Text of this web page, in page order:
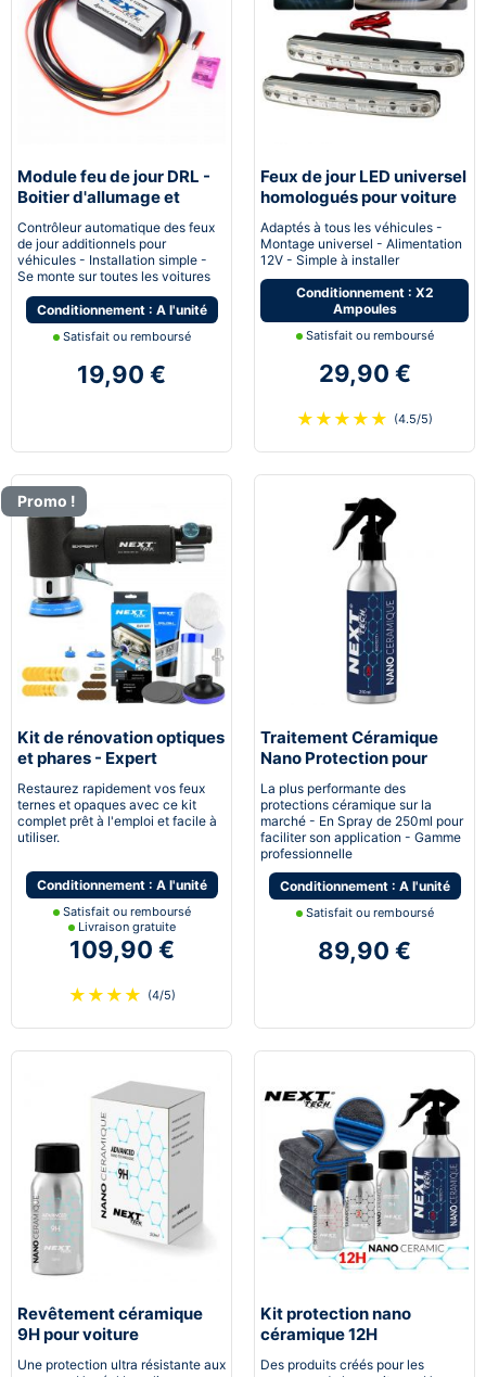
Module feu de jour DRL -
Boitier d'allumage et
extinction automatique
pour feux de jour Led
Contrôleur automatique des feux
de jour additionnels pour
véhicules - Installation simple -
Se monte sur toutes les voitures
Conditionnement : A l'unité
Satisfait ou remboursé
19,90 €
Feux de jour LED universel
homologués pour voiture
moto quad
Adaptés à tous les véhicules -
Montage universel - Alimentation
12V - Simple à installer
Conditionnement : X2
Ampoules
Satisfait ou remboursé
29,90 €
★ ★ ★ ★ ★ (4.5/5)
Promo !
Kit de rénovation optiques
et phares - Expert
Restaurez rapidement vos feux
ternes et opaques avec ce kit
complet prêt à l'emploi et facile à
utiliser.
Conditionnement : A l'unité
Satisfait ou remboursé
Livraison gratuite
109,90 €
★ ★ ★ ★ (4/5)
Traitement Céramique
Nano Protection pour
La plus performante des
protections céramique sur la
marché - En Spray de 250ml pour
faciliter son application - Gamme
professionnelle
Conditionnement : A l'unité
Satisfait ou remboursé
89,90 €
Revêtement céramique
9H pour voiture
Une protection ultra résistante aux
Kit protection nano
céramique 12H
Des produits créés pour les